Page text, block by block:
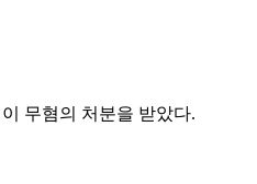
무혐의 처분을 받았다.